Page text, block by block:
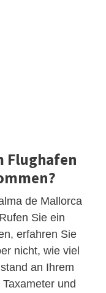
Flughafen
de Mallorca
Sie ein
erfahren Sie
nicht, wie viel
an Ihrem
und